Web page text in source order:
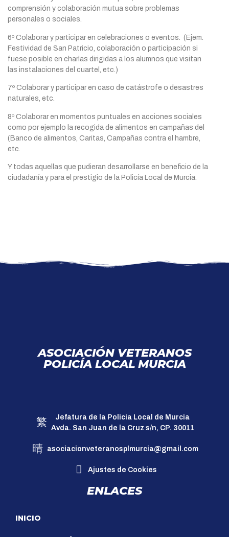
comprensión y colaboración mutua sobre problemas
personales o sociales.
6º Colaborar y participar en celebraciones o eventos. (Ejem.
Festividad de San Patricio, colaboración o participación si
fuese posible en charlas dirigidas a los alumnos que visitan
las instalaciones del cuartel, etc.)
7º Colaborar y participar en caso de catástrofe o desastres
naturales, etc.
8º Colaborar en momentos puntuales en acciones sociales
como por ejemplo la recogida de alimentos en campañas del
(Banco de alimentos, Caritas, Campañas contra el hambre,
etc.
Y todas aquellas que pudieran desarrollarse en beneficio de la
ciudadanía y para el prestigio de la Policía Local de Murcia.
ASOCIACIÓN VETERANOS
POLICÍA LOCAL MURCIA
Jefatura de la Policía Local de Murcia
Avda. San Juan de la Cruz s/n, CP. 30011
asociacionveteranosplmurcia@gmail.com
Ajustes de Cookies
ENLACES
INICIO